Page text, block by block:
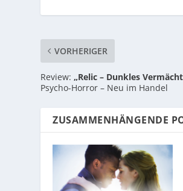
VORHERIGER
Review: „Relic – Dunkles
Psycho-Horror – Neu im Handel
ZUSAMMENHÄNGENDE